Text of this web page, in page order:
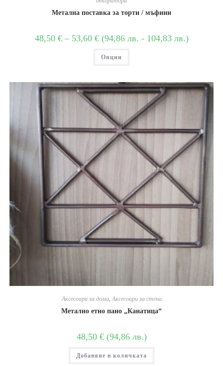
Метална поставка за торти / мъфини
48,50 € – 53,60 € (94,86 лв. - 104,83 лв.)
Опции
Аксесоари за дома,Аксесоари за стена
Метално етно пано „Канатица“
48,50 € (94,86 лв.)
Добавяне в количката